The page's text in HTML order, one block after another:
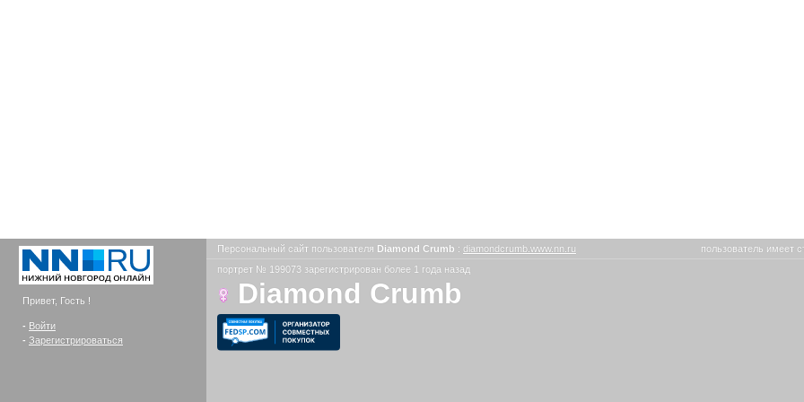
Привет, Гость !
- Войти
- Зарегистрироваться
Персональный сайт пользователя Diamond Crumb : diamondcrumb.www.nn.ru пользователь имеет
портрет № 199073 зарегистрирован более 1 года назад
Diamond Crumb